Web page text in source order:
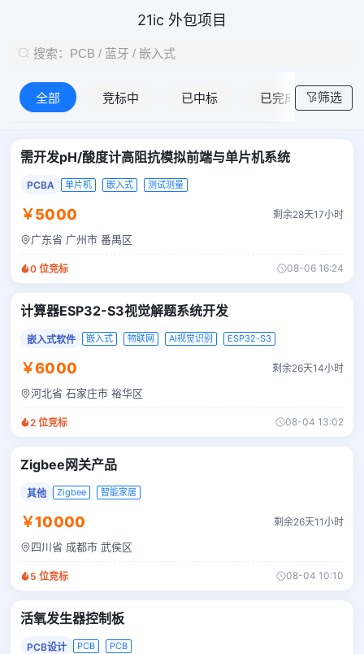
21ic 外包项目
全部 竞标中 已中标 已完成 筛选
需开发pH/酸度计高阻抗模拟前端与单片机系统
PCBA 单片机 嵌入式 测试测量
￥5000 剩余28天17小时
广东省 广州市 番禺区
0 位竞标 08-06 16:24
计算器ESP32-S3视觉解题系统开发
嵌入式软件 嵌入式 物联网 AI视觉识别 ESP32-S3
￥6000 剩余26天14小时
河北省 石家庄市 裕华区
2 位竞标 08-04 13:02
Zigbee网关产品
其他 Zigbee 智能家居
￥10000 剩余26天11小时
四川省 成都市 武侯区
5 位竞标 08-04 10:10
活氧发生器控制板
PCB设计 PCB PCB